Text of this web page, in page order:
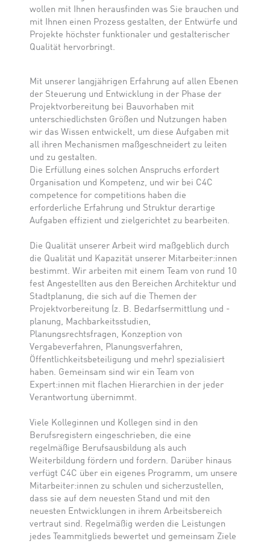
wollen mit Ihnen herausfinden was Sie brauchen und
mit Ihnen einen Prozess gestalten, der Entwürfe und
Projekte höchster funktionaler und gestalterischer
Qualität hervorbringt.
Mit unserer langjährigen Erfahrung auf allen Ebenen
der Steuerung und Entwicklung in der Phase der
Projektvorbereitung bei Bauvorhaben mit
unterschiedlichsten Größen und Nutzungen haben
wir das Wissen entwickelt, um diese Aufgaben mit
all ihren Mechanismen maßgeschneidert zu leiten
und zu gestalten.
Die Erfüllung eines solchen Anspruchs erfordert
Organisation und Kompetenz, und wir bei C4C
competence for competitions haben die
erforderliche Erfahrung und Struktur derartige
Aufgaben effizient und zielgerichtet zu bearbeiten.
Die Qualität unserer Arbeit wird maßgeblich durch
die Qualität und Kapazität unserer Mitarbeiter:innen
bestimmt. Wir arbeiten mit einem Team von rund 10
fest Angestellten aus den Bereichen Architektur und
Stadtplanung, die sich auf die Themen der
Projektvorbereitung (z. B. Bedarfsermittlung und -
planung, Machbarkeitsstudien,
Planungsrechtsfragen, Konzeption von
Vergabeverfahren, Planungsverfahren,
Öffentlichkeitsbeteiligung und mehr) spezialisiert
haben. Gemeinsam sind wir ein Team von
Expert:innen mit flachen Hierarchien in der jeder
Verantwortung übernimmt.
Viele Kolleginnen und Kollegen sind in den
Berufsregistern eingeschrieben, die eine
regelmäßige Berufsausbildung als auch
Weiterbildung fördern und fordern. Darüber hinaus
verfügt C4C über ein eigenes Programm, um unsere
Mitarbeiter:innen zu schulen und sicherzustellen,
dass sie auf dem neuesten Stand und mit den
neuesten Entwicklungen in ihrem Arbeitsbereich
vertraut sind. Regelmäßig werden die Leistungen
jedes Teammitglieds bewertet und gemeinsam Ziele